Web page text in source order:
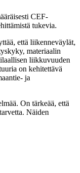
CEF-
tukevia.
että liikenneväylät,
materiaalin
liikkuvuuden
on kehitettävä
ja
On tärkeää, että
Näiden